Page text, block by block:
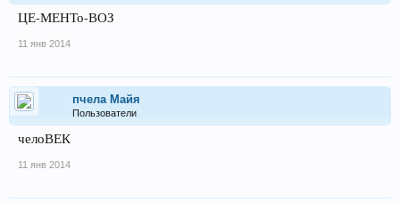
ЦЕ-МЕНТо-ВОЗ
11 янв 2014
пчела Майя
Пользователи
челоВЕК
11 янв 2014